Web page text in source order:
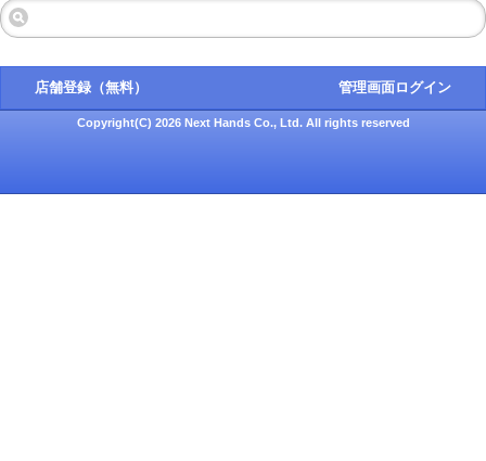
店舗登録（無料） 管理画面ログイン
Copyright(C) 2026 Next Hands Co., Ltd. All rights reserved